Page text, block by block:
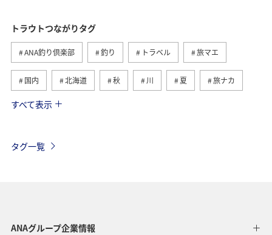
トラウトつながりタグ
ANA釣り倶楽部 釣り トラベル 旅マエ
国内 北海道 秋 川 夏 旅ナカ
春 湖
すべて表示
タグ一覧
ANAグループ企業情報